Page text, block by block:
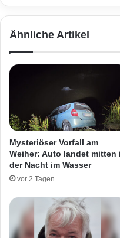
I
w
n
s
e
!
Ähnliche Artikel
Mysteriöser Vorfall am
Weiher: Auto landet mitten
der Nacht im Wasser
vor 2 Tagen